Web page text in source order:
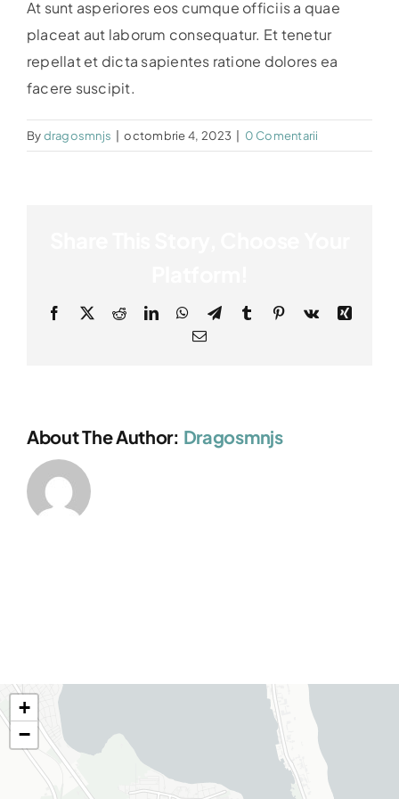
Hartă
At sunt asperiores eos cumque officiis a quae
placeat aut laborum consequatur. Et tenetur
repellat et dicta sapientes ratione dolores ea
facere suscipit.
Bydragosmnjs octombrie 4, 2023 0 Comentarii
Facebook
X RedditLinkedInWhatsApp
TelegramTumblr Pinterest
Vk
Xing
E-
About The Author: Dragosmnjs
+
−